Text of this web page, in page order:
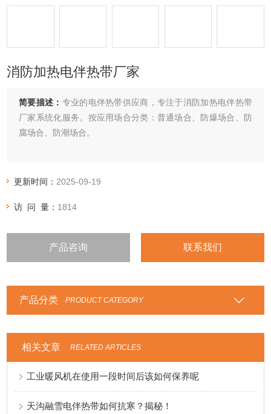
消防加热电伴热带厂家
简要描述： 专业的电伴热带供应商，专注于消防加热电伴热带
厂家系统化服务。按应用场合分类：普通场合、防爆场合、防
腐场合、防潮场合。
更新时间： 2025-09-19
访 问 量： 1814
产品咨询 联系我们
产品分类 PRODUCT CATEGORY
相关文章 RELATED ARTICLES
工业暖风机在使用一段时间后该如何保养呢
天沟融雪电伴热带如何抗寒？揭秘！